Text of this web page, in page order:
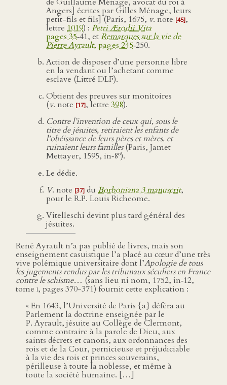
Angers] écrites par Gilles Ménage, leurs
petit-fils et fils] (Paris, 1675, v. note [45],
lettre 1019) : Petri Ærodii Vita
pages 35‑41, etRemarques sur la vie de
Pierre Ayrault, pages 245‑250.
Action de disposer d’une personne libre
en la vendant ou l’achetant comme
esclave (Littré DLF).
Obtient des preuves sur monitoires
(v. note [17], lettre 398).
Contre l’invention de ceux qui, sous le
titre de jésuites, retiraient les enfants de
l’obéissance de leurs pères et mères, et
ruinaient leurs familles(Paris, Jamet
Mettayer, 1595, in‑8o).
Le dédie.
V. note [37] du Borboniana 3 manuscrit,
pour le R.P. Louis Richeome.
Vitelleschi devint plus tard général des
jésuites.
René Ayrault n’a pas publié de livres, mais son
enseignement casuistique l’a placé au cœur d’une très
vive polémique universitaire dont l’Apologie de tous
les jugements rendus par les tribunaux séculiers en France
contre le schisme… (sans lieu ni nom, 1752, in‑12,
tome i, pages 370-371) fournit cette explication :
« En 1643, l’Université de Paris {a} déféra au
Parlement la doctrine enseignée par le
P. Ayrault, jésuite au Collège de Clermont,
comme contraire à la parole de Dieu, aux
saints décrets et canons, aux ordonnances des
rois et de la Cour, pernicieuse et préjudiciable
à la vie des rois et princes souverains,
périlleuse à toute la noblesse, et même à
toute la société humaine. […]